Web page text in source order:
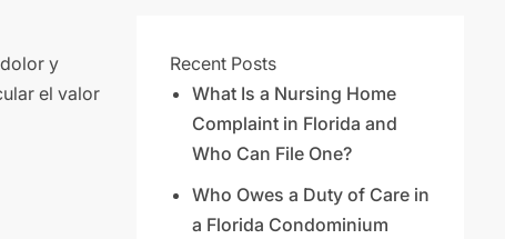
y
el valor
Recent Posts
What Is a Nursing Home
Complaint in Florida and
Who Can File One?
Who Owes a Duty of Care in
a Florida Condominium